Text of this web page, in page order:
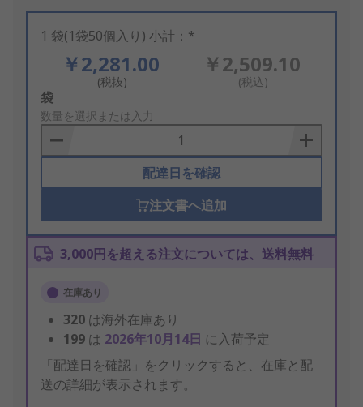
1 袋(1袋50個入り) 小計：*
￥2,281.00
(税抜)
￥2,509.10
(税込)
Add
to
Basket
袋
数量を選択または入力
配達日を確認
注文書へ追加
3,000円を超える注文については、送料無料
在庫あり
320 は海外在庫あり
199 は 2026年10月14日 に入荷予定
「配達日を確認」をクリックすると、在庫と配
送の詳細が表示されます。